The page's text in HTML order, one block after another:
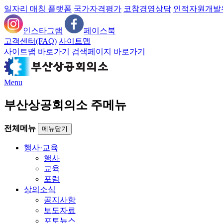
일자리 매칭 플랫폼 국가자격평가 코참경영상담 인적자원개발
인스타그램
페이스북
고객센터(FAQ) 사이트맵
사이트맵 바로가기
검색페이지 바로가기
Menu
부산상공회의소 주메뉴
전체메뉴 메뉴닫기
행사·교육
행사
교육
포럼
상의소식
공지사항
보도자료
포토뉴스